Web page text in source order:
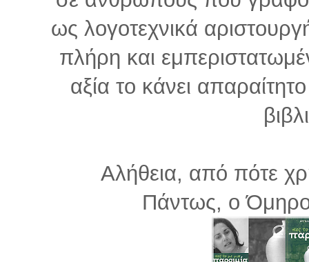
ως λογοτεχνικά
πλήρη και
αξία το κάνει
Αλήθεια, από πότε
Πάντως, ο